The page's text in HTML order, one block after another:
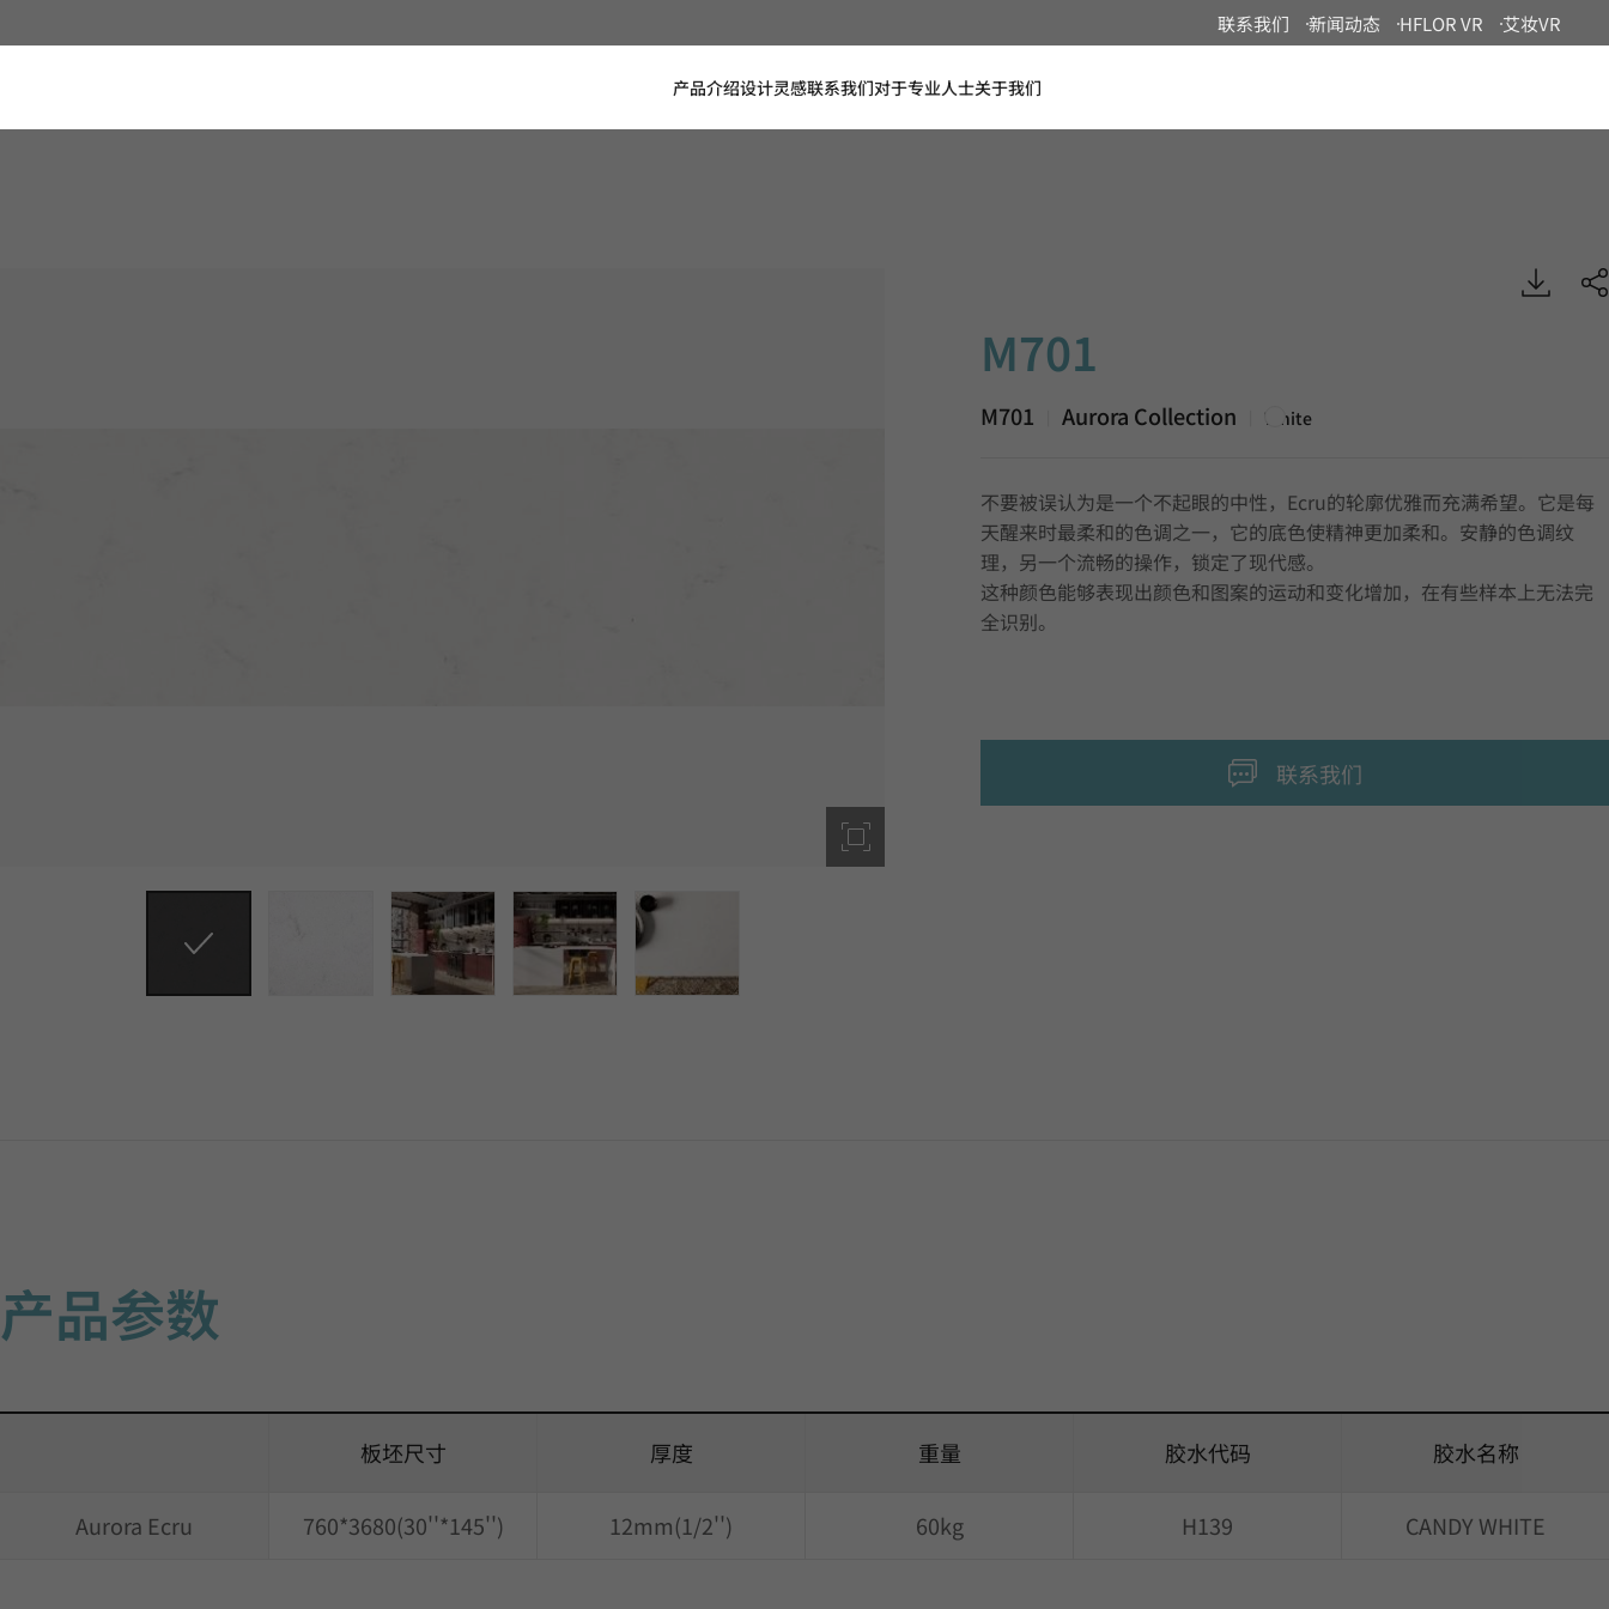
联系我们 新闻动态 HFLOR VR 艾妆VR
产品介绍设计灵感联系我们对于专业人士关于我们
M701
M701 Aurora Collection White
不要被误认为是一个不起眼的中性，Ecru的轮廓优雅而充满希望。它是每
天醒来时最柔和的色调之一，它的底色使精神更加柔和。安静的色调纹
理，另一个流畅的操作，锁定了现代感。
这种颜色能够表现出颜色和图案的运动和变化增加，在有些样本上无法完
全识别。
联系我们
产品参数
板坯尺寸 厚度 重量 胶水代码 胶水名称
Aurora Ecru 760*3680(30''*145'') 12mm(1/2'') 60kg H139 CANDY WHITE